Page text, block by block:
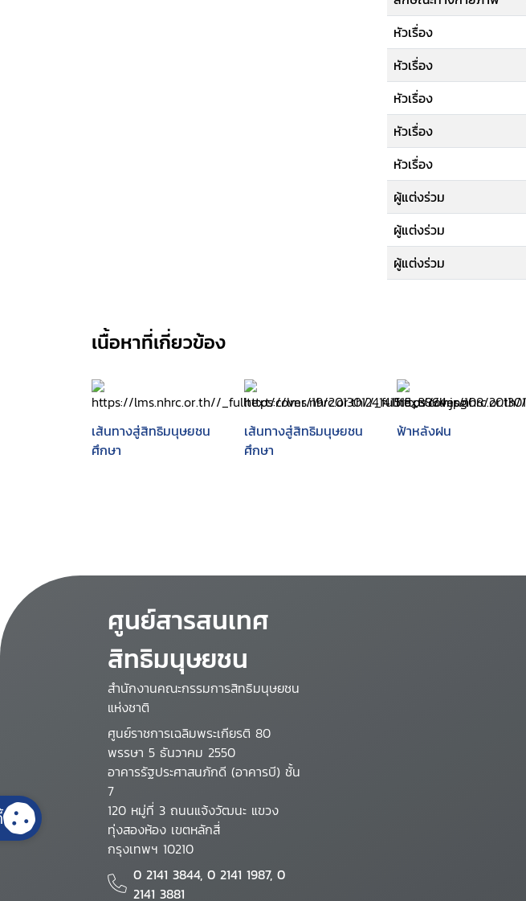
หัวเรื่อง
หัวเรื่อง
หัวเรื่อง
หัวเรื่อง
หัวเรื่อง
ผู้แต่งร่วม
ผู้แต่งร่วม
ผู้แต่งร่วม
เนื้อหาที่เกี่ยวข้อง
เส้นทางสู่สิทธิมนุษยชน
ศึกษา
เส้นทางสู่สิทธิมนุษยชน
ศึกษา
ฟ้าหลังฝน
ศูนย์สารสนเทศ
สิทธิมนุษยชน
สำนักงานคณะกรรมการสิทธิมนุษยชน
แห่งชาติ
ศูนย์ราชการเฉลิมพระเกียรติ 80
พรรษา 5 ธันวาคม 2550
อาคารรัฐประศาสนภักดี (อาคารบี) ชั้น
7
120 หมู่ที่ 3 ถนนแจ้งวัฒนะ แขวง
ทุ่งสองห้อง เขตหลักสี่
กรุงเทพฯ 10210
0 2141 3844, 0 2141 1987, 0
2141 3881